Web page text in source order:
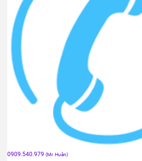
0909.540.979 (Mr. Huân)